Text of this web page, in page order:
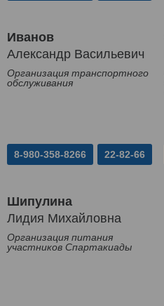
Иванов
Александр Васильевич
Организация транспортного
обслуживания
8-980-358-8266 22-82-66
Шипулина
Лидия Михайловна
Организация питания
участников Спартакиады